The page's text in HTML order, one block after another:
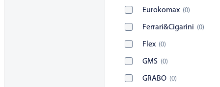
Eurokomax (0)
Ferrari&Cigarini (0)
Flex (0)
GMS (0)
GRABO (0)